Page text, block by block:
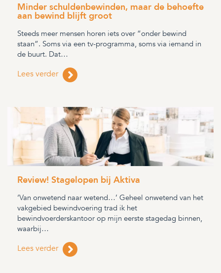
Minder schuldenbewinden, maar de behoefte
aan bewind blijft groot
Steeds meer mensen horen iets over “onder bewind
staan”. Soms via een tv-programma, soms via iemand in
de buurt. Dat…
Lees verder
Review! Stagelopen bij Aktiva
‘Van onwetend naar wetend…’ Geheel onwetend van het
vakgebied bewindvoering trad ik het
bewindvoerderskantoor op mijn eerste stagedag binnen,
waarbij…
Lees verder